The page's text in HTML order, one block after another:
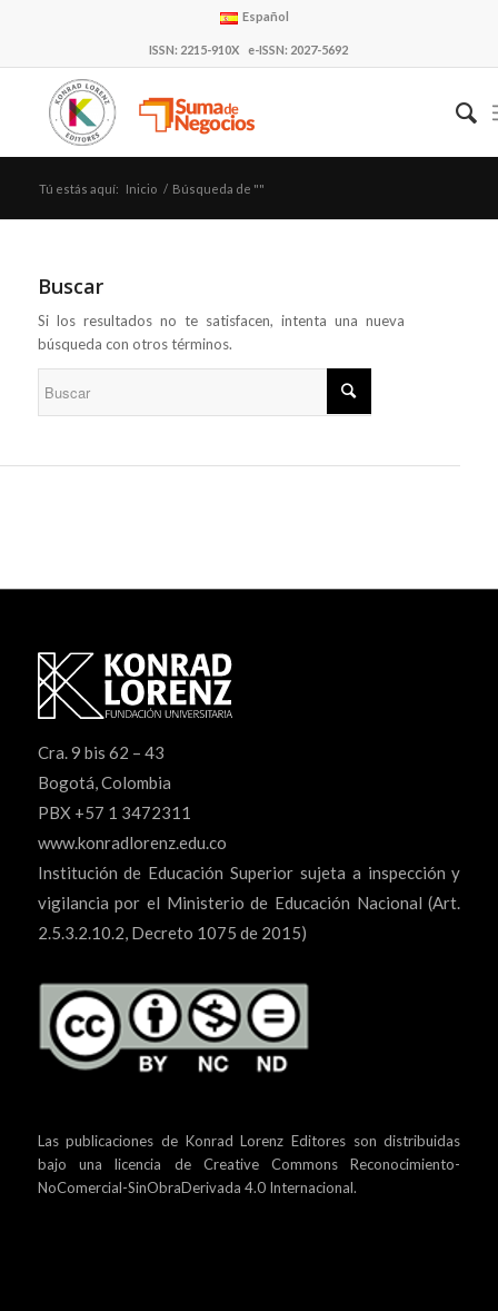
Español
ISSN: 2215-910X e-ISSN: 2027-5692
Tú estás aquí: Inicio / Búsqueda de ""
Buscar
Si los resultados no te satisfacen, intenta una nueva
búsqueda con otros términos.
Cra. 9 bis 62 – 43
Bogotá, Colombia
PBX +57 1 3472311
www.konradlorenz.edu.co
Institución de Educación Superior sujeta a inspección y
vigilancia por el Ministerio de Educación Nacional (Art.
2.5.3.2.10.2, Decreto 1075 de 2015)
Las publicaciones de Konrad Lorenz Editores son distribuidas
bajo unalicencia de Creative Commons Reconocimiento-
NoComercial-SinObraDerivada 4.0 Internacional.